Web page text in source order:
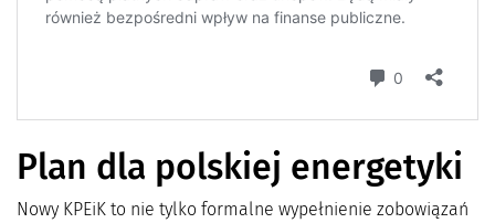
Plan dla polskiej energetyki
Nowy KPEiK to nie tylko formalne wypełnienie zobowiązań